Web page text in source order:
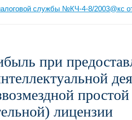
службы №КЧ-4-8/2003@кс
при
простой
лицензии